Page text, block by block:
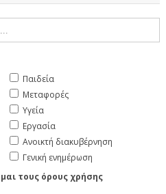
Παιδεία
Μεταφορές
Υγεία
Εργασία
Ανοικτή διακυβέρνηση
Γενική ενημέρωση
τους όρους χρήσης